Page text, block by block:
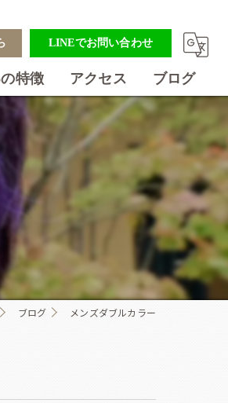
LINEでお問い合わせ
特徴 アクセス ブログ
ブログ メンズダブルカラー